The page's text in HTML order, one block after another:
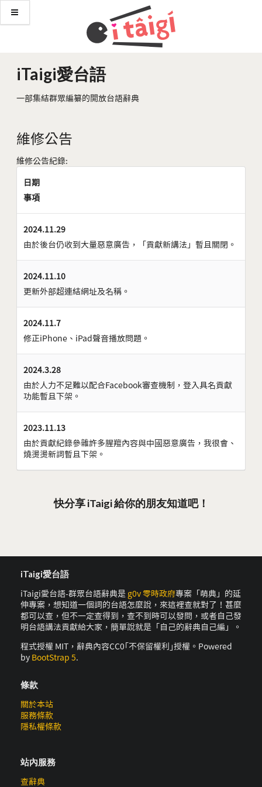
iTaigi愛台語
一部集結群眾編纂的開放台語辭典
維修公告
維修公告紀錄:
日期
事項
2024.11.29
由於後台仍收到大量惡意廣告，「貢獻新講法」暫且關閉。
2024.11.10
更新外部超連結網址及名稱。
2024.11.7
修正iPhone、iPad聲音播放問題。
2024.3.28
由於人力不足難以配合Facebook審查機制，登入具名貢獻
功能暫且下架。
2023.11.13
由於貢獻紀錄參雜許多腥羶內容與中國惡意廣告，我很會、
燒燙燙新詞暫且下架。
快分享 iTaigi 給你的朋友知道吧！
iTaigi愛台語
iTaigi愛台語-群眾台語辭典是 g0v 零時政府專案「萌典」的延
伸專案，想知道一個詞的台語怎麼說，來這裡查就對了！甚麼
都可以查，但不一定查得到，查不到時可以發問，或者自己發
明台語講法貢獻給大家，簡單說就是「自己的辭典自己編」。
程式授權 MIT，辭典內容CC0｢不保留權利｣授權。Powered
by BootStrap 5.
條款
關於本站
服務條款
隱私權條款
站內服務
查辭典